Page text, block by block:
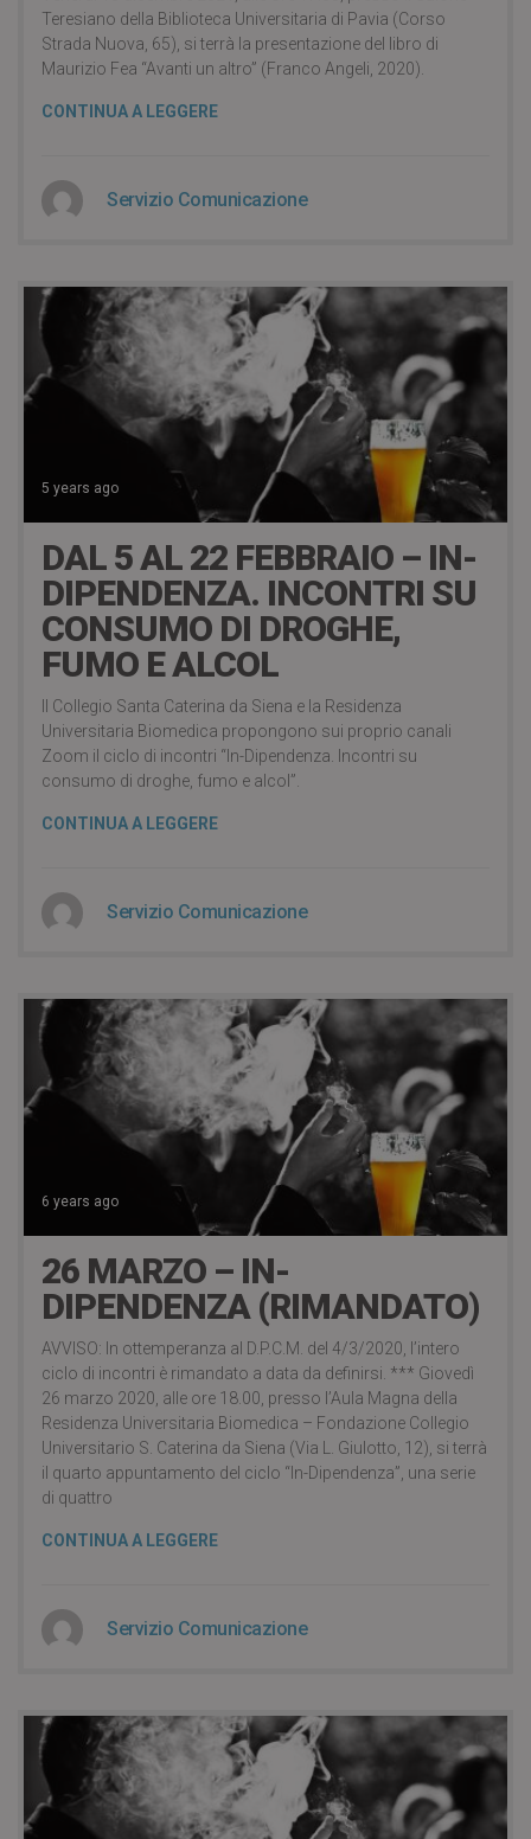
Teresiano della Biblioteca Universitaria di Pavia (Corso
Strada Nuova, 65), si terrà la presentazione del libro di
Maurizio Fea “Avanti un altro” (Franco Angeli, 2020).
CONTINUA A LEGGERE
Servizio Comunicazione
5 years ago
DAL 5 AL 22 FEBBRAIO – IN-
DIPENDENZA. INCONTRI SU
CONSUMO DI DROGHE,
FUMO E ALCOL
Il Collegio Santa Caterina da Siena e la Residenza
Universitaria Biomedica propongono sui proprio canali
Zoom il ciclo di incontri “In-Dipendenza. Incontri su
consumo di droghe, fumo e alcol”.
CONTINUA A LEGGERE
Servizio Comunicazione
6 years ago
26 MARZO – IN-
DIPENDENZA (RIMANDATO)
AVVISO: In ottemperanza al D.P.C.M. del 4/3/2020, l’intero
ciclo di incontri è rimandato a data da definirsi. *** Giovedì
26 marzo 2020, alle ore 18.00, presso l’Aula Magna della
Residenza Universitaria Biomedica – Fondazione Collegio
Universitario S. Caterina da Siena (Via L. Giulotto, 12), si terrà
il quarto appuntamento del ciclo “In-Dipendenza”, una serie
di quattro
CONTINUA A LEGGERE
Servizio Comunicazione